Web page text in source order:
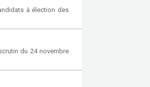
à élection des
du 24 novembre